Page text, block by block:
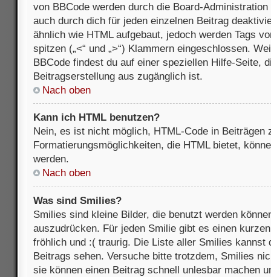
von BBCode werden durch die Board-
auch durch dich für jeden einzelnen Beitrag
ähnlich wie HTML aufgebaut, jedoch werden Tags
spitzen („<“ und „>“) Klammern eingeschlossen.
BBCode findest du auf einer speziellen Hilfe-Seite,
Beitragserstellung aus zugänglich ist.
Nach oben
Kann ich HTML benutzen?
Nein, es ist nicht möglich, HTML-Code in Beiträgen
Formatierungsmöglichkeiten, die HTML bietet,
werden.
Nach oben
Was sind Smilies?
Smilies sind kleine Bilder, die benutzt werden
auszudrücken. Für jeden Smilie gibt es einen
fröhlich und :( traurig. Die Liste aller Smilies kannst
Beitrags sehen. Versuche bitte trotzdem, Smilies
sie können einen Beitrag schnell unlesbar machen